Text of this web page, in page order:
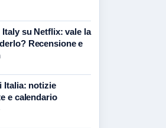
Italy su Netflix: vale la
Recensione e
Italia: notizie
e calendario